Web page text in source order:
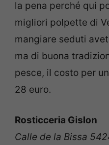
la pena perché qui
migliori polpette di
mangiare seduti
ma di buona
pesce, il costo per
28 euro.
Rosticceria Gislon
Calle de la Bissa